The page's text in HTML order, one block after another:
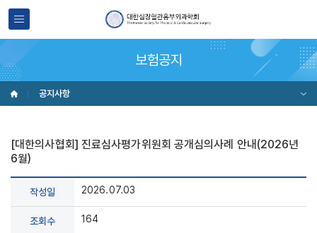
보험공지
공지사항
[대한의사협회] 진료심사평가위원회 공개심의사례 안내(2026년
6월)
작성일 2026.07.03
조회수 164